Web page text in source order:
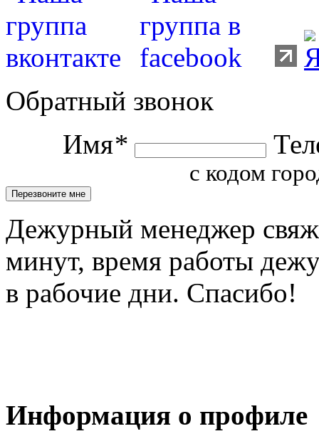
Обратный звонок
Имя*
с кодом
Дежурный менеджер
минут, время работы
в рабочие дни. Спасибо!
Информация о профиле